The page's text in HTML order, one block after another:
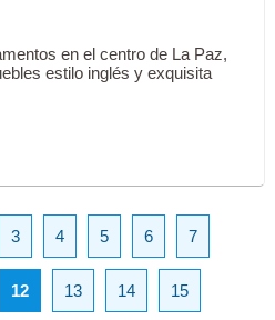
en el centro de La Paz,
estilo inglés y exquisita
3 4 5 6 7
12 13 14 15